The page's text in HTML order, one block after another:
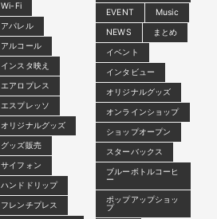
Wi-Fi
アパレル
アルコール
インスタ映え
エアロプレス
エスプレッソ
オリジナルグッズ
グッズ販売
サイフォン
ハンドドリップ
フレンチプレス
EVENT
Music
NEWS
まとめ
イベント
インタビュー
オリジナルグッズ
オンラインショップ
ショップオープン
スターバックス
ブルーボトルコーヒ
ー
ポップアップショッ
プ